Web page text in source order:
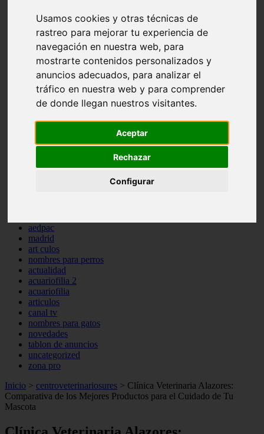
Usamos cookies y otras técnicas de
rastreo para mejorar tu experiencia de
navegación en nuestra web, para
mostrarte contenidos personalizados y
anuncios adecuados, para analizar el
tráfico en nuestra web y para comprender
de donde llegan nuestros visitantes.
Aceptar
Rechazar
Configurar
abandono
ferias
higiene
snacks
iberzoo propet
comercios
estanques
conejos
navidad
aedpac
madrid
art culos
nombres para perros
actualidad
acuariofilia 2
acuariofilia
articulos
canal tv
nombres para gatos
novedades
tablon de anuncios
uncategorized
zona pro
Inicio > centroveterinariosures > Clínica Veterinaria Alazores:
Comparativa de los Mejores Productos para el Cuidado de Tu
Mascota